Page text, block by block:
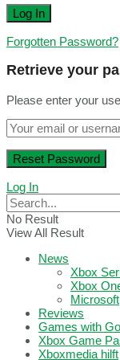
Forgotten Password?
Retrieve your
Please enter your
Log In
No Result
View All Result
News
Xbox
Xbox
Microsoft
Reviews
Games with
Xbox Game
Xboxmedia hilft